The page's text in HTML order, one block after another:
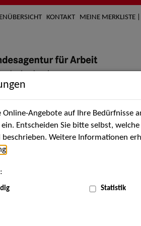
KONTAKT MEINE MERKLISTE
Künstler*innen Über uns
Angebote auf Ihre Bedürfnisse
Entscheiden Sie bitte selbst,
Weitere Informationen
Statistik